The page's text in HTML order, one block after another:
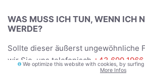
WAS MUSS ICH TUN, WENN ICH
WERDE?
Sollte dieser äußerst ungewöhnliche
wir Sie, uns telefonisch +43 699 1966
informieren. Wir werden uns
We optimize this website with cookies, by
More Infos